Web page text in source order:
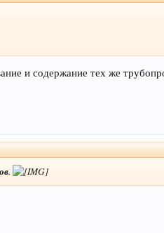
и содержание тех же
.